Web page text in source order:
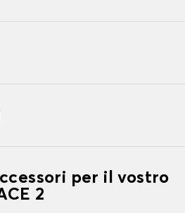
per il vostro
2